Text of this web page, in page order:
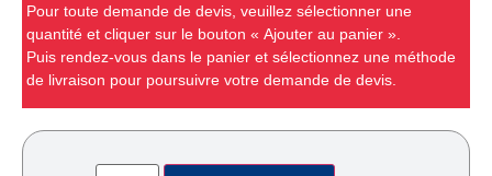
Pour toute demande de devis, veuillez sélectionner une
quantité et cliquer sur le bouton « Ajouter au panier ».
Puis rendez-vous dans le panier et sélectionnez une méthode
de livraison pour poursuivre votre demande de devis.